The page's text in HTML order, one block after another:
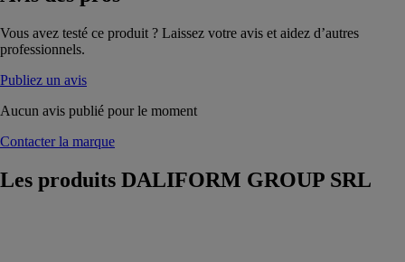
Vous avez testé ce produit ? Laissez votre avis et aidez d’autres
professionnels.
Publiez un avis
Aucun avis publié pour le moment
Contacter la marque
Les produits DALIFORM GROUP SRL